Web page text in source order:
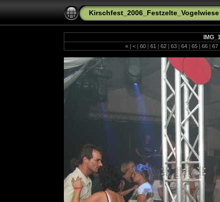
Kirschfest_2006_Festzelte_Vogelwiese
« | < | 60 | 61 | 62 | 63 | 64 | 65 | 66 | 67